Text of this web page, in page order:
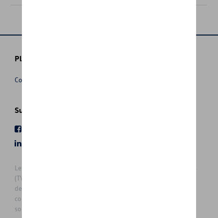
Plus d'informations
Conditions de vente
Suivez nous
Les prix affichés sur le présent site sont des prix recommandés
(TVAc), hors éventuels frais de montage. Pour connaitre le prix
de vente actuel et les éventuels frais de montage, veuillez
contacter votre concessionnaire/agent. Les prix recommandés
sont sujets à des changements sans préavis.